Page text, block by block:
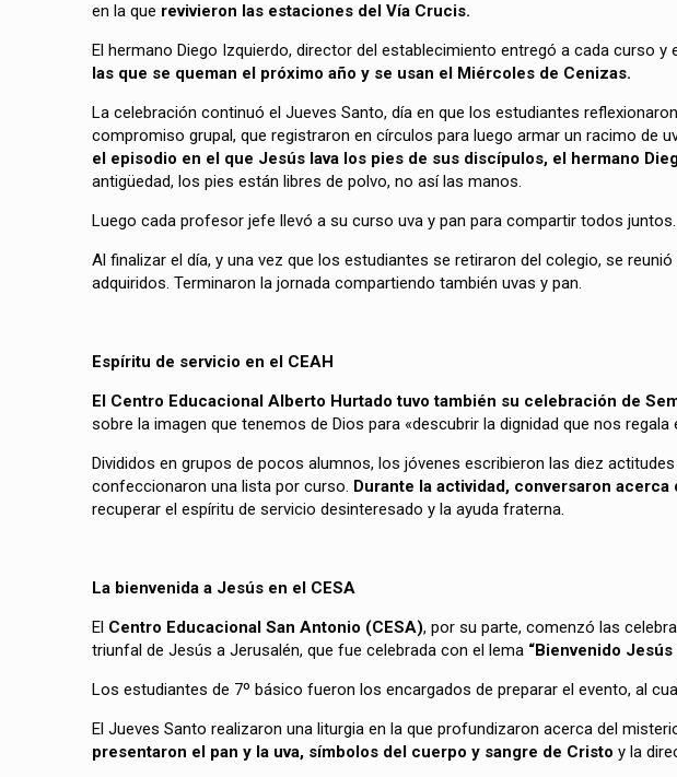
en la que revivieron las estaciones del Vía Crucis.
El hermano Diego Izquierdo, director del establecimiento entregó a cada curso y
las que se queman el próximo año y se usan el Miércoles de Cenizas.
La celebración continuó el Jueves Santo, día en que los estudiantes
compromiso grupal, que registraron en círculos para luego armar un racimo de
el episodio en el que Jesús lava los pies de sus discípulos, el hermano
antigüedad, los pies están libres de polvo, no así las manos.
Luego cada profesor jefe llevó a su curso uva y pan para compartir todos juntos.
Al finalizar el día, y una vez que los estudiantes se retiraron del colegio, se
adquiridos. Terminaron la jornada compartiendo también uvas y pan.
Espíritu de servicio en el CEAH
El Centro Educacional Alberto Hurtado tuvo también su celebración de
sobre la imagen que tenemos de Dios para «descubrir la dignidad que nos
Divididos en grupos de pocos alumnos, los jóvenes escribieron las diez
confeccionaron una lista por curso. Durante la actividad, conversaron
recuperar el espíritu de servicio desinteresado y la ayuda fraterna.
La bienvenida a Jesús en el CESA
El Centro Educacional San Antonio (CESA), por su parte, comenzó las
triunfal de Jesús a Jerusalén, que fue celebrada con el lema “Bienvenido Jesús
Los estudiantes de 7º básico fueron los encargados de preparar el evento, al
El Jueves Santo realizaron una liturgia en la que profundizaron acerca del
presentaron el pan y la uva, símbolos del cuerpo y sangre de Cristo y la